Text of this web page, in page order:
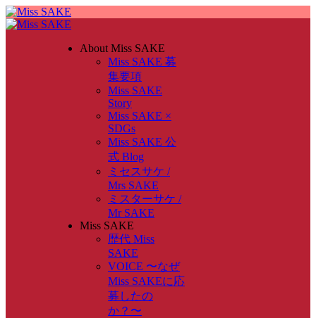
About Miss SAKE
Miss SAKE 募
集要項
Miss SAKE
Story
Miss SAKE ×
SDGs
Miss SAKE 公
式 Blog
ミセスサケ /
Mrs SAKE
ミスターサケ /
Mr SAKE
Miss SAKE
歴代 Miss
SAKE
VOICE 〜なぜ
Miss SAKEに応
募したの
か？〜